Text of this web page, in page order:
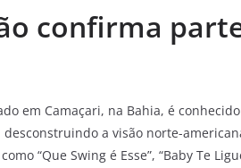
confirma
em Camaçari, na Bahia, é
a visão norte-
“Que Swing é Esse”, “Baby Te